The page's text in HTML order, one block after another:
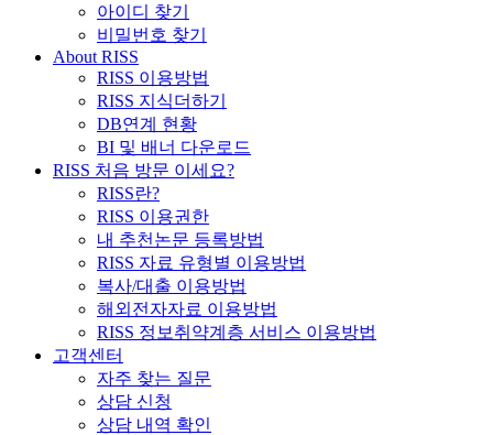
아이디 찾기
비밀번호 찾기
About RISS
RISS 이용방법
RISS 지식더하기
DB연계 현황
BI 및 배너 다운로드
RISS 처음 방문 이세요?
RISS란?
RISS 이용권한
내 추천논문 등록방법
RISS 자료 유형별 이용방법
복사/대출 이용방법
해외전자자료 이용방법
RISS 정보취약계층 서비스 이용방법
고객센터
자주 찾는 질문
상담 신청
상담 내역 확인